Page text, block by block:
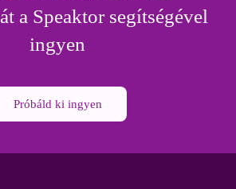
a Speaktor segítségével
ingyen
Próbáld ki ingyen